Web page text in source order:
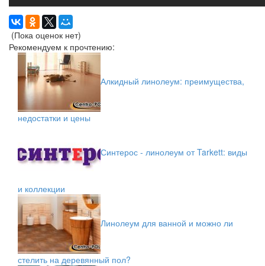
(Пока оценок нет)
Рекомендуем к прочтению:
Алкидный линолеум: преимущества,
недостатки и цены
Синтерос - линолеум от Tarkett: виды
и коллекции
Линолеум для ванной и можно ли
стелить на деревянный пол?